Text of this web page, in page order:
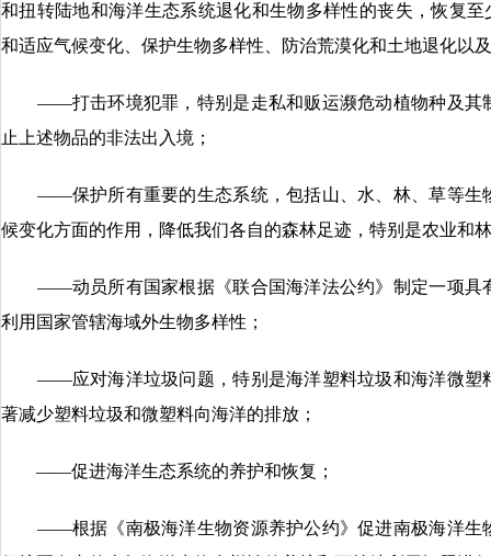
和扭转陆地和海洋生态系统退化和生物多样性的丧失，恢复
和适应气候变化、保护生物多样性、防治荒漠化和土地退化以
——打击环境犯罪，特别是走私和贩运濒危动植物种及其
止上述物品的非法出入境；
——保护所有重要的生态系统，包括山、水、林、草等生
候变化方面的作用，降低我们各自的森林足迹，特别是农业和
——动员所有国家根据《联合国海洋法公约》制定一项具
利用国家管辖海域外生物多样性；
——应对海洋垃圾问题，特别是海洋塑料垃圾和海洋微塑
著减少塑料垃圾和微塑料向海洋的排放；
——促进海洋生态系统的养护和恢复；
——根据《南极海洋生物资源养护公约》促进南极海洋生